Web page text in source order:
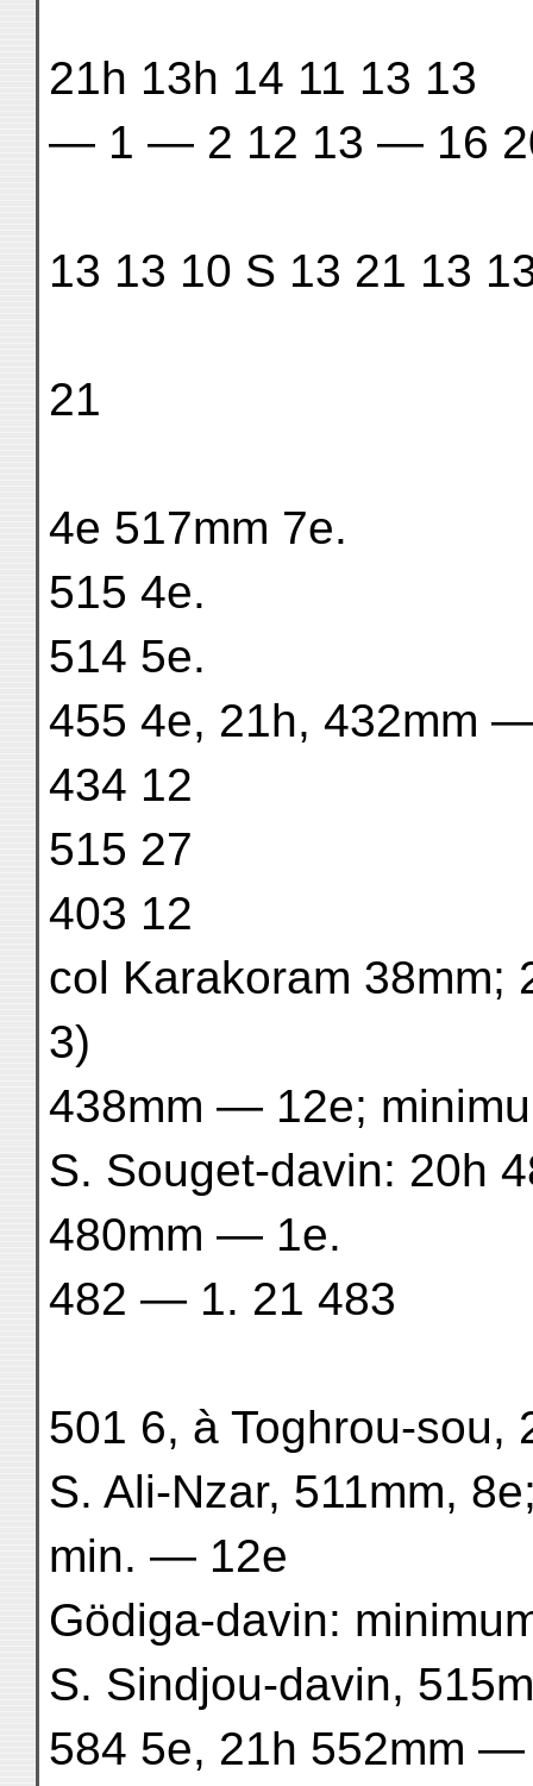
21h 13h 14 11 13 13
— 1 — 2 12 13 — 16
13 13 10 S 13 21 13
21
4e 517mm 7e.
515 4e.
514 5e.
455 4e, 21h, 432mm
434 12
515 27
403 12
col Karakoram
3)
438mm — 12e;
S. Souget-davin: 20h
480mm — 1e.
482 — 1. 21 483
501 6, à Toghrou-
S. Ali-Nzar, 511mm,
min. — 12e
Gödiga-davin:
S. Sindjou-davin,
584 5e, 21h 552mm